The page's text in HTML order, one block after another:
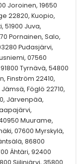
Joroinen, 19650
22820, Kuopio,
51900 Juva,
Pornainen, Salo,
Pudasjärvi,
07560
Tyrnävä, 54800
Finström 22410,
Föglö 22710,
Järvenpää,
Muurame,
07600 Myrskylä,
86800
Ähtäri, 92400
Siilinjärvi, 35800